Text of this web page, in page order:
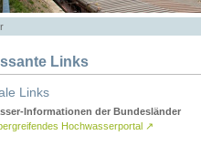
Links
Links
Informationen der Bundesländer
Hochwasserportal ↗